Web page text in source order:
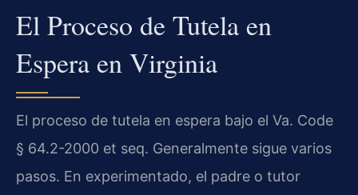
El Proceso de Tutela en
Espera en Virginia
El proceso de tutela en espera bajo el Va. Code
§ 64.2-2000 et seq. Generalmente sigue varios
pasos. En experimentado, el padre o tutor